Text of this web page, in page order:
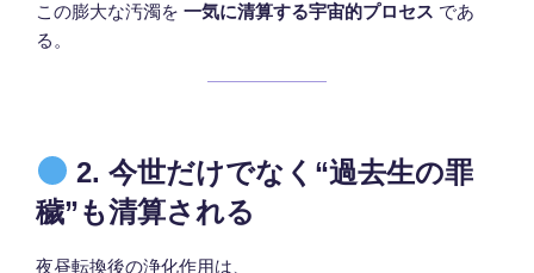
この膨大な汚濁を 一気に清算する宇宙的プロセス であ
る。
2. 今世だけでなく“過去生の罪
穢”も清算される
夜昼転換後の浄化作用は、